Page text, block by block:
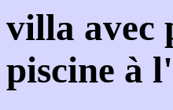
villa avec
piscine à